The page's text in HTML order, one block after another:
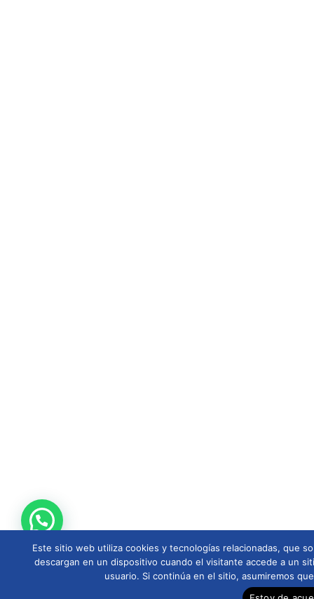
Este sitio web utiliza cookies y tecnologías relacionadas, que
descargan en un dispositivo cuando el visitante accede a un
usuario. Si continúa en el sitio, asumiremos